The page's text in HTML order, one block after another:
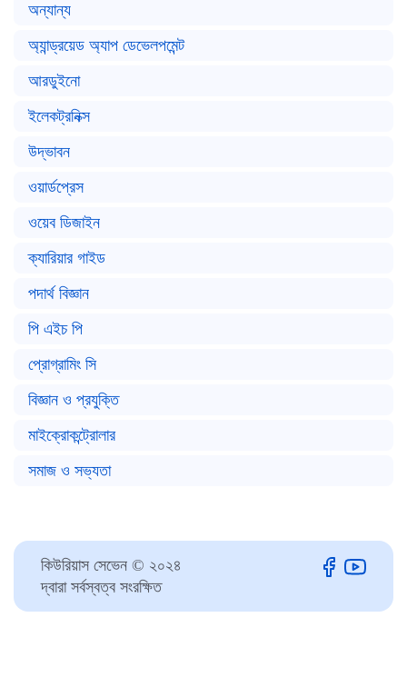
অন্যান্য
অ্যান্ড্রয়েড অ্যাপ ডেভেলপমেন্ট
আরডুইনো
ইলেকট্রনিক্স
উদ্ভাবন
ওয়ার্ডপ্রেস
ওয়েব ডিজাইন
ক্যারিয়ার গাইড
পদার্থ বিজ্ঞান
পি এইচ পি
প্রোগ্রামিং সি
বিজ্ঞান ও প্রযুক্তি
মাইক্রোকন্ট্রোলার
সমাজ ও সভ্যতা
কিউরিয়াস সেভেন © ২০২৪
দ্বারা সর্বস্বত্ব সংরক্ষিত